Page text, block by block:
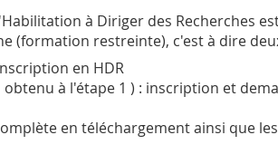
à Diriger des Recherches
(formation restreinte), c'est à dire
en HDR
obtenu à l'étape 1 ) : inscription et
en téléchargement ainsi que